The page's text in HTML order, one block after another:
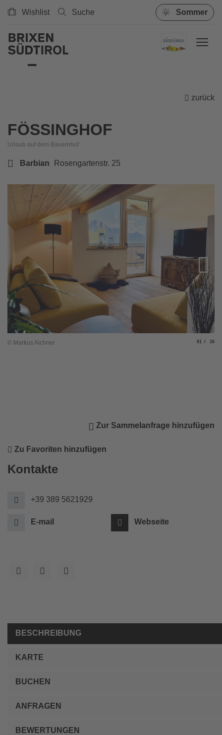
Wishlist Suche Sommer
zurück
FÖSSINGHOF
Urlaub auf dem Bauernhof
Barbian Rosengartenstr. 25
© Markus Aichner Slide
01 von
16
Zur Sammelanfrage hinzufügen
Zu Favoriten hinzufügen
Kontakte
+39 389 5621929
E-mail Webseite
BESCHREIBUNG
KARTE
BUCHEN
ANFRAGEN
BEWERTUNGEN